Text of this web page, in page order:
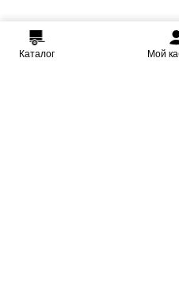
Каталог Мой